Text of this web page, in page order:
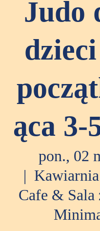
Judo
ąca
pon., 02
  |
Cafe &